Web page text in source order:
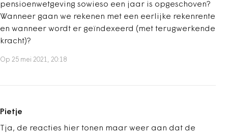
pensioenwetgeving sowieso een jaar is opgeschoven?
Wanneer gaan we rekenen met een eerlijke rekenrente
en wanneer wordt er geïndexeerd (met terugwerkende
kracht)?
Op 25 mei 2021, 20:18
Pietje
Tja, de reacties hier tonen maar weer aan dat de